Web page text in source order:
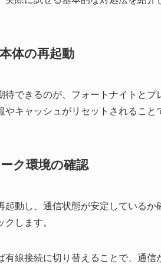
体の再起動
待できるのが、フォートナイトと
やキャッシュがリセットされるこ
ク環境の確認
起動し、通信状態が安定している
クします。
有線接続に切り替えることで、通